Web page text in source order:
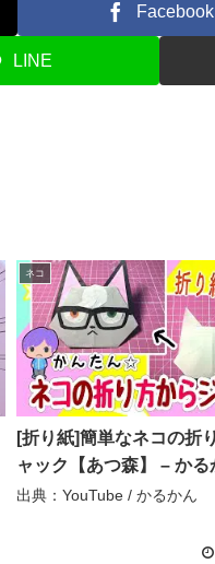
Facebook
LINE
ネコ
[折り紙]簡単なネコの折
ャック【あつ森】 – かる
出典：YouTube / かるかん